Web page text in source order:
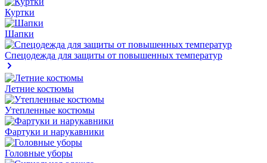
Куртки
Шапки
Спецодежда для защиты от повышенных температур
Летние костюмы
Утепленные костюмы
Фартуки и нарукавники
Головные уборы